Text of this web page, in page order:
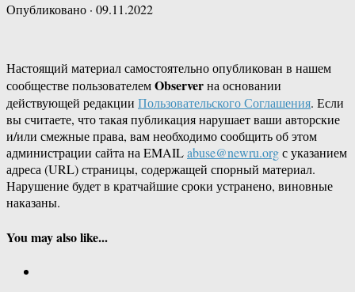
Опубликовано · 09.11.2022
Настоящий материал самостоятельно опубликован в нашем
сообществе пользователемObserverна основании
действующей редакции Пользовательского Соглашения. Если
вы считаете, что такая публикация нарушает ваши авторские
и/или смежные права, вам необходимо сообщить об этом
администрации сайта на EMAILabuse@newru.orgс указанием
адреса (URL) страницы, содержащей спорный материал.
Нарушение будет в кратчайшие сроки устранено, виновные
наказаны.
You may also like...